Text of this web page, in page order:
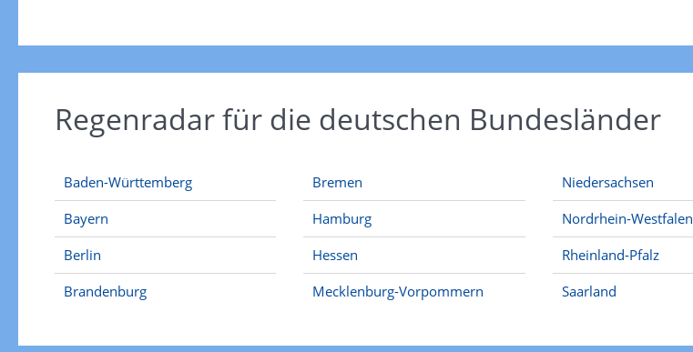
Regenradar für die deutschen Bundesländer
Baden-Württemberg
Bayern
Berlin
Brandenburg
Bremen
Hamburg
Hessen
Mecklenburg-Vorpommern
Niedersachsen
Nordrhein-Westfalen
Rheinland-Pfalz
Saarland